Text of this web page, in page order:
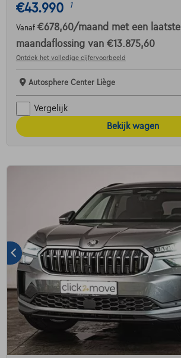
€43.990 1
Vanaf €678,60/maand met een laatste
maandaflossing van €13.875,60
Ontdek het volledige cijfervoorbeeld
Autosphere Center Liège
Vergelijk
Bekijk wagen